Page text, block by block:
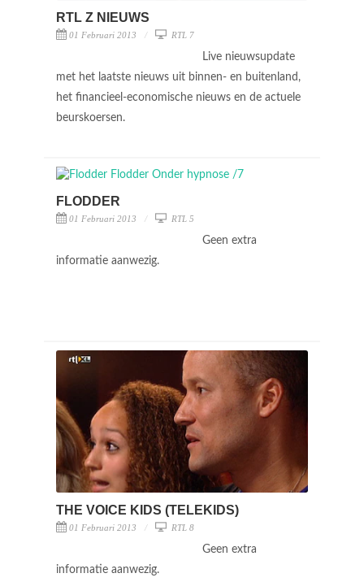
RTL Z NIEUWS
01 Februari 2013 RTL 7
Live nieuwsupdate
met het laatste nieuws uit binnen- en buitenland,
het financieel-economische nieuws en de actuele
beurskoersen.
FLODDER
01 Februari 2013 RTL 5
Geen extra
informatie aanwezig.
THE VOICE KIDS (TELEKIDS)
01 Februari 2013 RTL 8
Geen extra
informatie aanwezig.